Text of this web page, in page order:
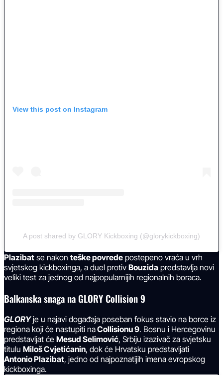
View this post on Instagram
A post shared by GLORY Kickboxing (@glorykickboxing)
Plazibat se nakon teške povrede postepeno vraća u vrh
svjetskog kickboxinga, a duel protiv Bouzida predstavlja novi
veliki test za jednog od najpopularnijih regionalnih boraca.
Balkanska snaga na GLORY Collision 9
GLORY je u najavi događaja poseban fokus stavio na borce iz
regiona koji će nastupiti naCollisionu 9. Bosnu i Hercegovinu
predstavljat će Mesud Selimović, Srbiju izazivač za svjetsku
titulu Miloš Cvjetićanin, dok će Hrvatsku predstavljati
Antonio Plazibat, jedno od najpoznatijih imena evropskog
kickboxinga.